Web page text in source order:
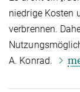
niedrige Kosten
verbrennen.
A. Konrad.